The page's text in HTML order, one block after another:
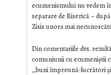
ecumenismului nu vedem
separare de Biserică –
Zisis unora mai
Din comentariile dvs.
comuniunii cu ecumeniștii
,,buni împreună-lucrători